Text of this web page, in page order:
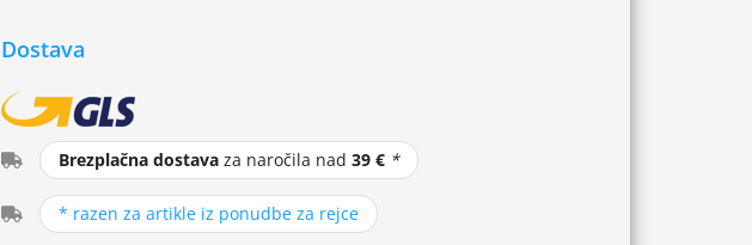
Dostava
Brezplačna dostavaza naročila nad 39 € *
* razen za artikle iz ponudbe za rejce